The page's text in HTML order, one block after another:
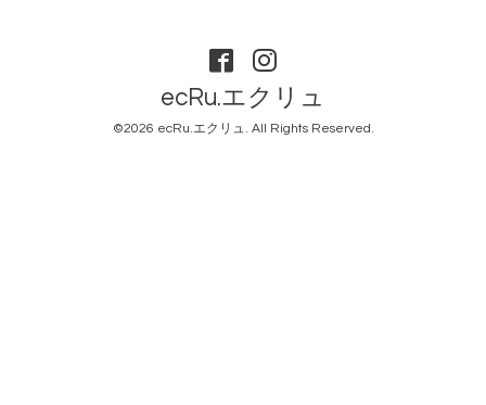
ecRu.エクリュ
©2026 ecRu.エクリュ. All Rights Reserved.